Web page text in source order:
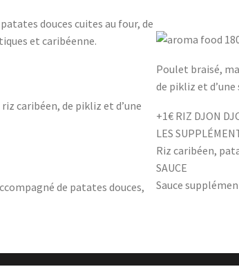
douces cuites au four, de
et caribéenne.
caribéen, de pikliz et d’une
de patates douces,
Poulet braisé,
de pikliz et d’une
+1€ RIZ DJON
LES
Riz caribéen,
SAUCE
Sauce